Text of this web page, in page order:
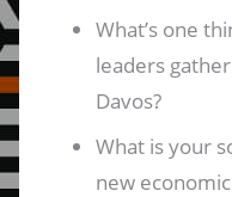
What’s one
leaders
Davos?
What is your
new